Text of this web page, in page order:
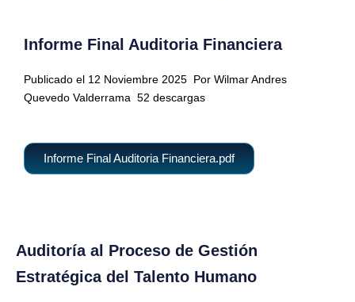
Informe Final Auditoria Financiera
Publicado el 12 Noviembre 2025 Por Wilmar Andres
Quevedo Valderrama 52 descargas
Informe Final Auditoria Financiera.pdf
Auditoría al Proceso de Gestión
Estratégica del Talento Humano